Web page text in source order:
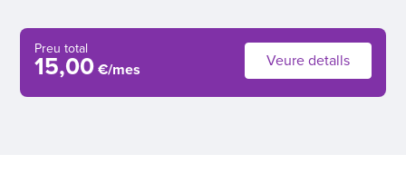
Preu total
15,00 €/mes Veure detalls